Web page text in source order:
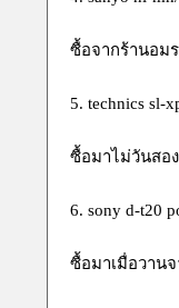
ซื้อจากร้านอม
5. technics sl-
ซื้อมาไม่วันสอ
6. sony d-t20
ซื้อมาเมื่อวาน